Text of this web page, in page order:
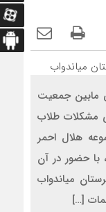
مابین جمعیت
مشکلات طلاب
هلال احمر
حضور در آن
میاندواب
[…]